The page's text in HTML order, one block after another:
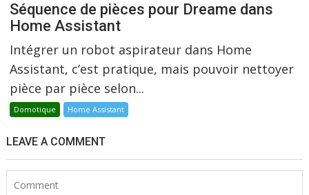
Séquence de pièces pour Dreame dans
Home Assistant
Intégrer un robot aspirateur dans Home
Assistant, c’est pratique, mais pouvoir nettoyer
pièce par pièce selon...
Domotique Home Assistant
LEAVE A COMMENT